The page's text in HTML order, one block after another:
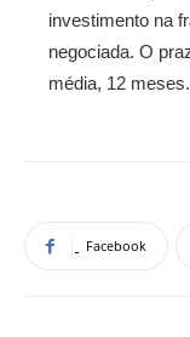
investimento na
negociada. O
média, 12 meses.
Facebook